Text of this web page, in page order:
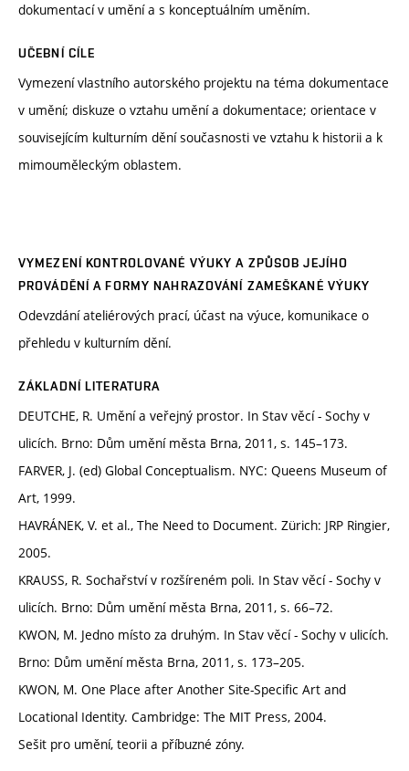
dokumentací v umění a s konceptuálním uměním.
UČEBNÍ CÍLE
Vymezení vlastního autorského projektu na téma dokumentace
v umění; diskuze o vztahu umění a dokumentace; orientace v
souvisejícím kulturním dění současnosti ve vztahu k historii a k
mimouměleckým oblastem.
VYMEZENÍ KONTROLOVANÉ VÝUKY A ZPŮSOB JEJÍHO
PROVÁDĚNÍ A FORMY NAHRAZOVÁNÍ ZAMEŠKANÉ VÝUKY
Odevzdání ateliérových prací, účast na výuce, komunikace o
přehledu v kulturním dění.
ZÁKLADNÍ LITERATURA
DEUTCHE, R. Umění a veřejný prostor. In Stav věcí - Sochy v
ulicích. Brno: Dům umění města Brna, 2011, s. 145–173.
FARVER, J. (ed) Global Conceptualism. NYC: Queens Museum of
Art, 1999.
HAVRÁNEK, V. et al., The Need to Document. Zürich: JRP Ringier,
2005.
KRAUSS, R. Sochařství v rozšíreném poli. In Stav věcí - Sochy v
ulicích. Brno: Dům umění města Brna, 2011, s. 66–72.
KWON, M. Jedno místo za druhým. In Stav věcí - Sochy v ulicích.
Brno: Dům umění města Brna, 2011, s. 173–205.
KWON, M. One Place after Another Site-Specific Art and
Locational Identity. Cambridge: The MIT Press, 2004.
Sešit pro umění, teorii a příbuzné zóny.